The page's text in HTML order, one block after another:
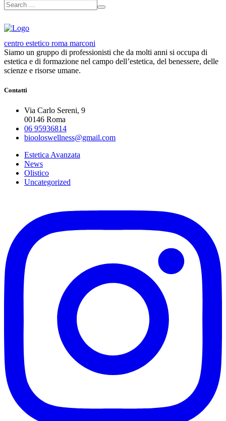
centro estetico roma marconi
Siamo un gruppo di professionisti che da molti anni si occupa di
estetica e di formazione nel campo dell’estetica, del benessere, delle
scienze e risorse umane.
Contatti
Via Carlo Sereni, 9
00146 Roma
06 95936814
biooloswellness@gmail.com
Estetica Avanzata
News
Olistico
Uncategorized